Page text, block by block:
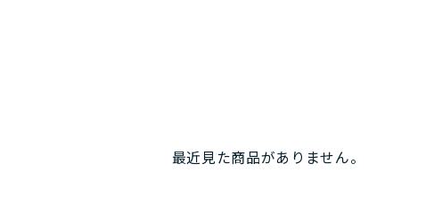
最近見た商品がありません。